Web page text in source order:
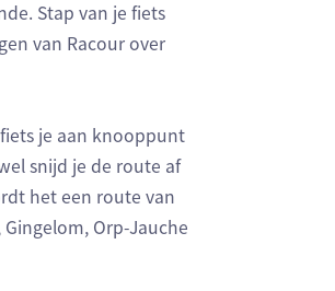
Stap van je fiets
van Racour over
je aan knooppunt
snijd je de route af
het een route van
Orp-Jauche